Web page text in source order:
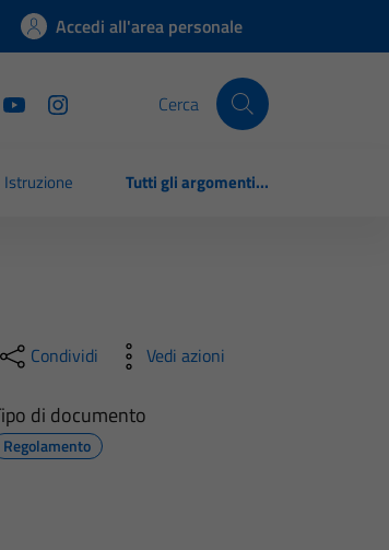
Accedi all'area personale
Cerca
Istruzione Tutti gli argomenti...
Condividi Vedi azioni
di documento
Regolamento